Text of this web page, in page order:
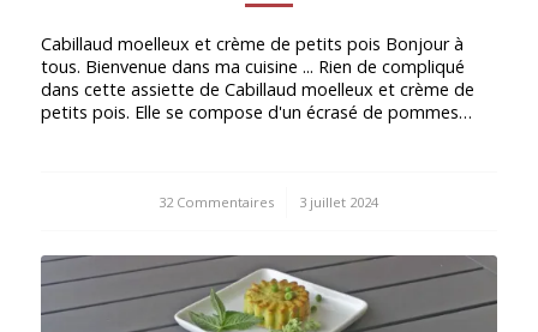
Cabillaud moelleux et crème de petits pois Bonjour à
tous. Bienvenue dans ma cuisine ... Rien de compliqué
dans cette assiette de Cabillaud moelleux et crème de
petits pois. Elle se compose d'un écrasé de pommes…
32 Commentaires
/ 3 juillet 2024